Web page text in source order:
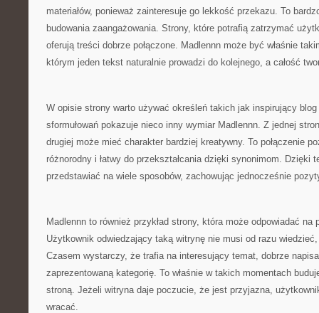
materiałów, ponieważ zainteresuje go lekkość przekazu. To
budowania zaangażowania. Strony, które potrafią zatrzymać
oferują treści dobrze połączone. Madlennn może być właśnie
którym jeden tekst naturalnie prowadzi do kolejnego, a całość
W opisie strony warto używać określeń takich jak inspirujący
sformułowań pokazuje nieco inny wymiar Madlennn. Z jednej
drugiej może mieć charakter bardziej kreatywny. To połączenie
różnorodny i łatwy do przekształcania dzięki synonimom. Dzięki
przedstawiać na wiele sposobów, zachowując jednocześnie
Madlennn to również przykład strony, która może odpowiadać na
Użytkownik odwiedzający taką witrynę nie musi od razu
Czasem wystarczy, że trafia na interesujący temat, dobrze
zaprezentowaną kategorię. To właśnie w takich momentach
stroną. Jeżeli witryna daje poczucie, że jest przyjazna,
wracać.